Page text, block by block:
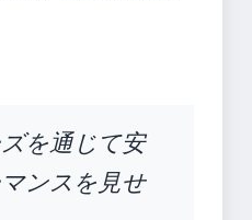
を通じて安
ンスを見せ